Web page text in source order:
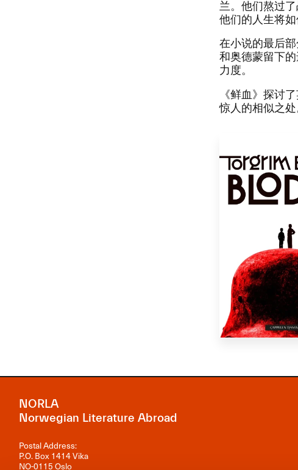
兰。​他们熬过
他们的人生将
在小说的最后
和奥德蒙留下
力度。​​
《鲜血》​探讨
惊人的相似之处
NORLA
Norwegian Literature Abroad
Postal Address:
P.O. Box 1414 Vika
NO-0115 Oslo